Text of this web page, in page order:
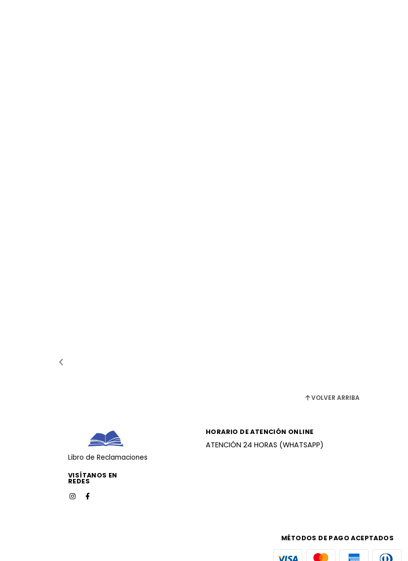
VOLVER ARRIBA
Libro de Reclamaciones
VISÍTANOS EN
REDES
HORARIO DE ATENCIÓN ONLINE
ATENCIÓN 24 HORAS (WHATSAPP)
MÉTODOS DE PAGO ACEPTADOS